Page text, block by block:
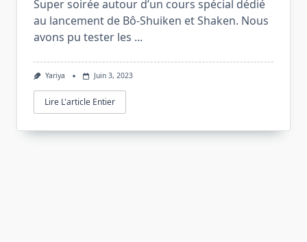
Super soirée autour d’un cours spécial dédié
au lancement de Bô-Shuiken et Shaken. Nous
avons pu tester les ...
Yariya Juin 3, 2023
Lire L'article Entier